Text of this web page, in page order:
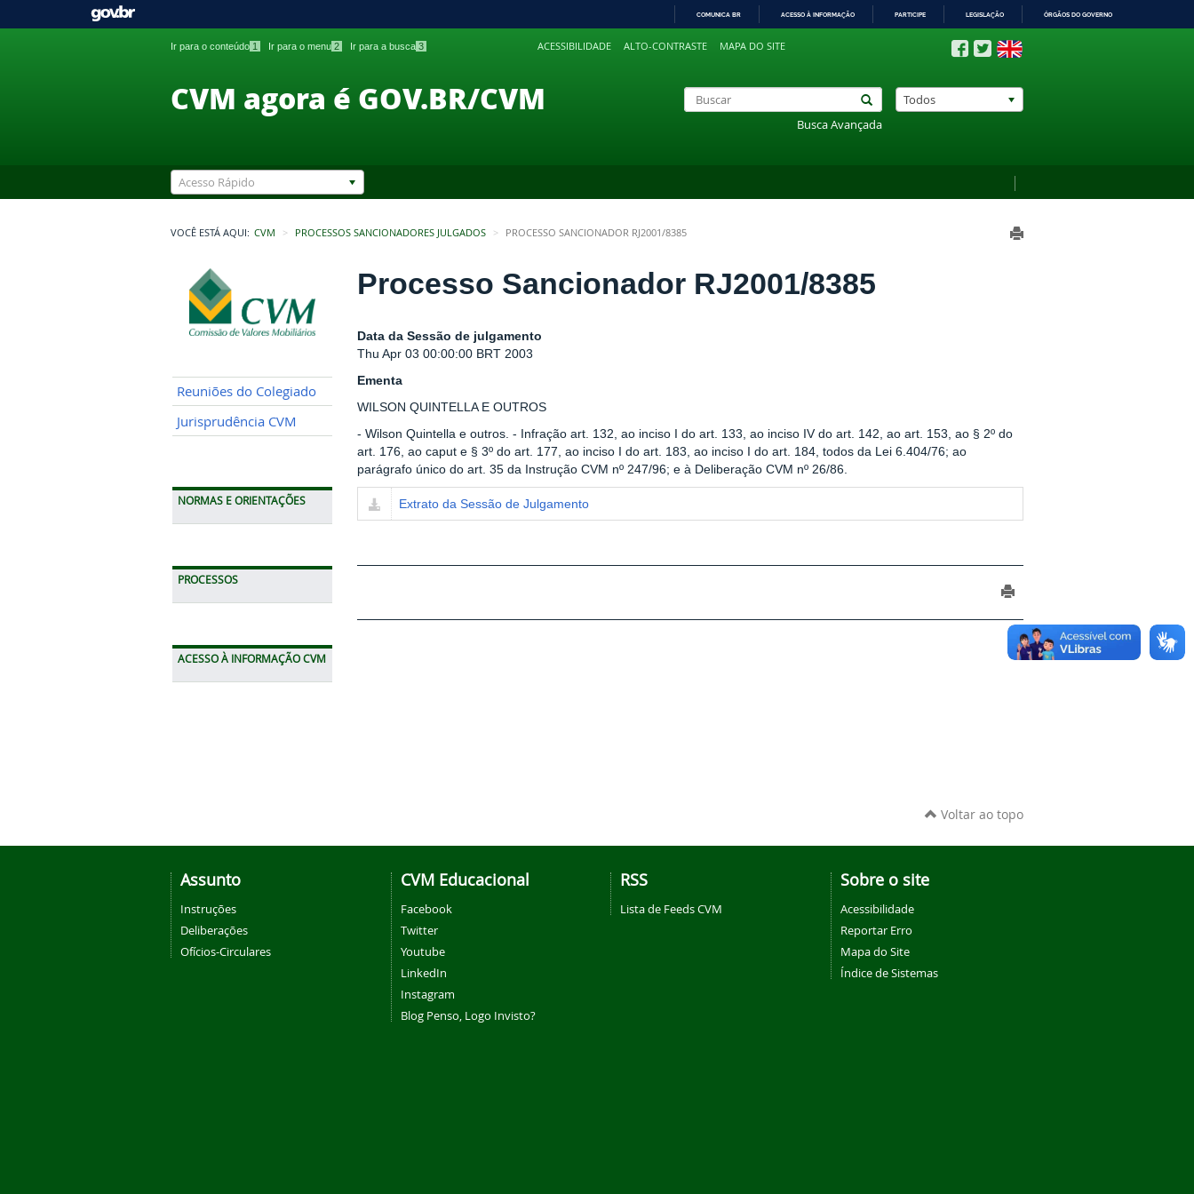
PARA
COMUNICA BR ACESSO À INFORMAÇÃO PARTICIPE LEGISLAÇÃO ÓRGÃOS DO GOVERNO
Ir para o conteúdo 1 Ir para o menu 2 Ir para a busca 3 ACESSIBILIDADE ALTO-CONTRASTE MAPA DO SITE
CVM agora é GOV.BR/CVM
Busca Avançada
Todos
Acesso Rápido
VOCÊ ESTÁ AQUI: CVM PROCESSOS SANCIONADORES JULGADOS PROCESSO SANCIONADOR RJ2001/8385
Reuniões do Colegiado
Jurisprudência CVM
NORMAS E ORIENTAÇÕES
PROCESSOS
ACESSO À INFORMAÇÃO CVM
Processo Sancionador RJ2001/8385
Data da Sessão de julgamento
Thu Apr 03 00:00:00 BRT 2003
Ementa
WILSON QUINTELLA E OUTROS
- Wilson Quintella e outros. - Infração art. 132, ao inciso I do art. 133, ao inciso IV do art. 142, ao art. 153, ao § 2º do
art. 176, ao caput e § 3º do art. 177, ao inciso I do art. 183, ao inciso I do art. 184, todos da Lei 6.404/76; ao
parágrafo único do art. 35 da Instrução CVM nº 247/96; e à Deliberação CVM nº 26/86.
Extrato da Sessão de Julgamento
Voltar ao topo
Assunto
Instruções
Deliberações
Ofícios-Circulares
CVM Educacional
Facebook
Twitter
Youtube
LinkedIn
Instagram
Blog Penso, Logo Invisto?
RSS
Lista de Feeds CVM
Sobre o site
Acessibilidade
Reportar Erro
Mapa do Site
Índice de Sistemas